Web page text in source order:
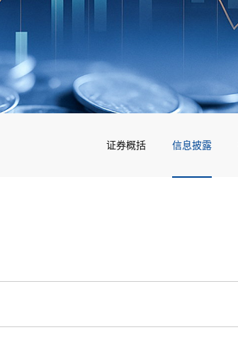
证券概括 信息披露